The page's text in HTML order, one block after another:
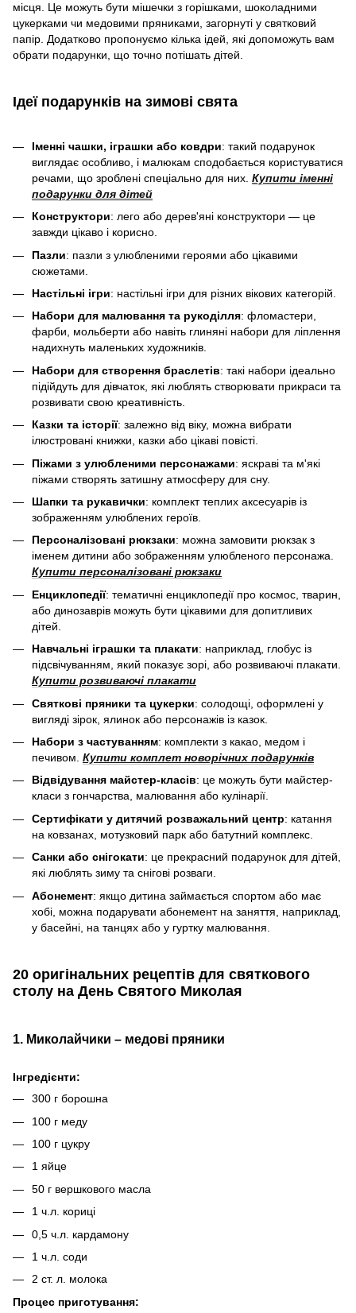
місця. Це можуть бути мішечки з горішками, шоколадними
цукерками чи медовими пряниками, загорнуті у святковий
папір. Додатково пропонуємо кілька ідей, які допоможуть вам
обрати подарунки, що точно потішать дітей.
Ідеї подарунків на зимові свята
Іменні чашки, іграшки або ковдри: такий подарунок
виглядає особливо, і малюкам сподобається користуватися
речами, що зроблені спеціально для них. Купити іменні
подарунки для дітей
Конструктори: лего або дерев'яні конструктори — це
завжди цікаво і корисно.
Пазли: пазли з улюбленими героями або цікавими
сюжетами.
Настільні ігри: настільні ігри для різних вікових категорій.
Набори для малювання та рукоділля: фломастери,
фарби, мольберти або навіть глиняні набори для ліплення
надихнуть маленьких художників.
Набори для створення браслетів: такі набори ідеально
підійдуть для дівчаток, які люблять створювати прикраси та
розвивати свою креативність.
Казки та історії: залежно від віку, можна вибрати
ілюстровані книжки, казки або цікаві повісті.
Піжами з улюбленими персонажами: яскраві та м'які
піжами створять затишну атмосферу для сну.
Шапки та рукавички: комплект теплих аксесуарів із
зображенням улюблених героїв.
Персоналізовані рюкзаки: можна замовити рюкзак з
іменем дитини або зображенням улюбленого персонажа.
Купити персоналізовані рюкзаки
Енциклопедії: тематичні енциклопедії про космос, тварин,
або динозаврів можуть бути цікавими для допитливих
дітей.
Навчальні іграшки та плакати: наприклад, глобус із
підсвічуванням, який показує зорі, або розвиваючі плакати.
Купити розвиваючі плакати
Святкові пряники та цукерки: солодощі, оформлені у
вигляді зірок, ялинок або персонажів із казок.
Набори з частуванням: комплекти з какао, медом і
печивом. Купити комплет новорічних подарунків
Відвідування майстер-класів: це можуть бути майстер-
класи з гончарства, малювання або кулінарії.
Сертифікати у дитячий розважальний центр: катання
на ковзанах, мотузковий парк або батутний комплекс.
Санки або снігокати: це прекрасний подарунок для дітей,
які люблять зиму та снігові розваги.
Абонемент: якщо дитина займається спортом або має
хобі, можна подарувати абонемент на заняття, наприклад,
у басейні, на танцях або у гуртку малювання.
20 оригінальних рецептів для святкового
столу на День Святого Миколая
1. Миколайчики – медові пряники
Інгредієнти:
300 г борошна
100 г меду
100 г цукру
1 яйце
50 г вершкового масла
1 ч.л. кориці
0,5 ч.л. кардамону
1 ч.л. соди
2 ст. л. молока
Процес приготування: